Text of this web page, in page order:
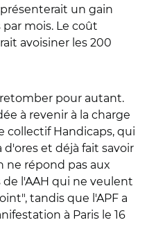
un gain
mois. Le coût
avoisiner les 200
pour autant.
à revenir à la charge
collectif Handicaps, qui
et déjà fait savoir
répond pas aux
de l'AAH qui ne veulent
tandis que l'APF a
à Paris le 16